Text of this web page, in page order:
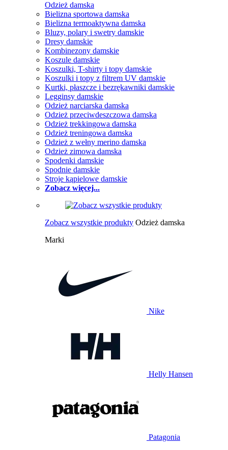
Odzież damska
Bielizna sportowa damska
Bielizna termoaktywna damska
Bluzy, polary i swetry damskie
Dresy damskie
Kombinezony damskie
Koszule damskie
Koszulki, T-shirty i topy damskie
Koszulki i topy z filtrem UV damskie
Kurtki, płaszcze i bezrękawniki damskie
Legginsy damskie
Odzież narciarska damska
Odzież przeciwdeszczowa damska
Odzież trekkingowa damska
Odzież treningowa damska
Odzież z wełny merino damska
Odzież zimowa damska
Spodenki damskie
Spodnie damskie
Stroje kąpielowe damskie
Zobacz więcej...
Zobacz wszystkie produkty Odzież damska
Marki
Nike
Helly Hansen
Patagonia